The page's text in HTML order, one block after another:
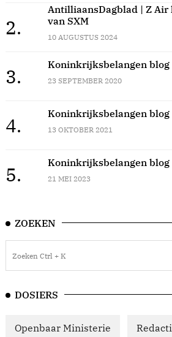
2.
AntilliaansDagblad | Z
van SXM
10 AUGUSTUS 2024
3.
Koninkrijksbelangen
23 SEPTEMBER 2020
4.
Koninkrijksbelangen blog
13 OKTOBER 2021
5.
Koninkrijksbelangen blog
21 MEI 2023
ZOEKEN
DOSIERS
Openbaar Ministerie